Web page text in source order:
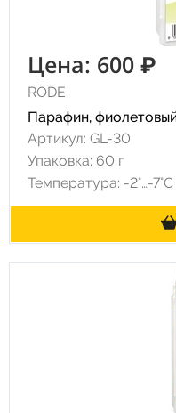
Цена: 600 ₽
RODE
Парафин,
Артикул: GL-30
Упаковка: 60 г
Температура: -2°…-7°C